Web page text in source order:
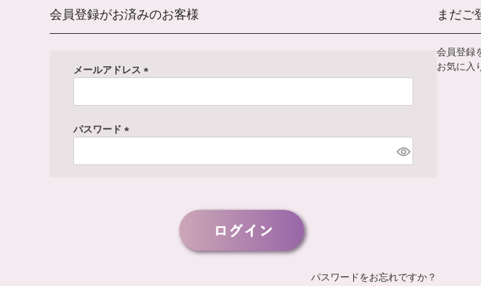
会員登録がお済みのお客様
メールアドレス
必
パスワード
必
パスワードをお忘れですか？
まだご
会員登録
お気に入